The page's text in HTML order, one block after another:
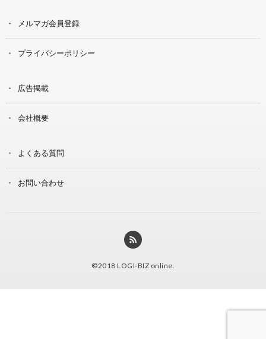
メルマガ会員登録
プライバシーポリシー
広告掲載
会社概要
よくある質問
お問い合わせ
©2018 LOGI-BIZ online